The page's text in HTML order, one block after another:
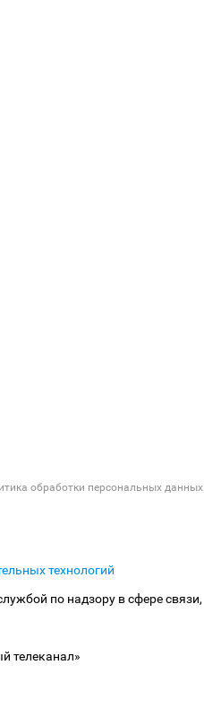
обработки персональных данных
технологий
по надзору в сфере связи,
телеканал»